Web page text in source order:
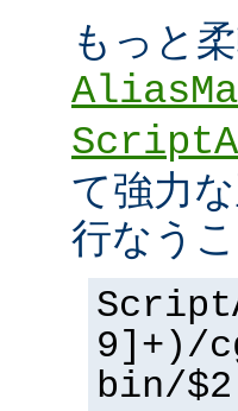
もっと
て強力
行なう
9]+)/
bin/$2